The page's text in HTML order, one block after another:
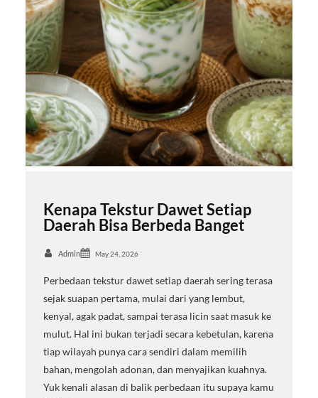
Kenapa Tekstur Dawet Setiap
Daerah Bisa Berbeda Banget
Admin May 24, 2026
Perbedaan tekstur dawet setiap daerah sering terasa
sejak suapan pertama, mulai dari yang lembut,
kenyal, agak padat, sampai terasa licin saat masuk ke
mulut. Hal ini bukan terjadi secara kebetulan, karena
tiap wilayah punya cara sendiri dalam memilih
bahan, mengolah adonan, dan menyajikan kuahnya.
Yuk kenali alasan di balik perbedaan itu supaya kamu